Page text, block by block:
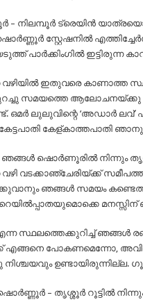
നിലമ്പൂർ ട്രെയിൻ
സ്റ്റേഷനിൽ
പാർക്കിംഗിൽ ഇട്ടിരുന്ന
ഇതുവരെ കാണാത്ത
സമയത്തെ ആലോചനയ്ക്കു
ഒമർ ലുലുവിന്റെ ‘അഡാർ
കേട്ടപാതി കേള്കാത്തപാതി
ഷൊർണൂരിൽ നിന്നും തൃശ്ശൂർ
വടക്കാഞ്ചേരിയ്ക്ക്
ഞങ്ങൾ സമയം
റെയിൽപ്പാതയുമൊക്കെ
സ്ഥലത്തെക്കുറിച്ച് ഞങ്ങൾ
എങ്ങനെ പോകണമെന്നോ,
ഉണ്ടായിരുന്നില്ല.
– തൃശ്ശൂർ റൂട്ടിൽ